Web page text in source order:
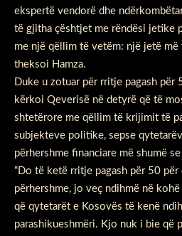
ekspertë vendorë dhe
të gjitha çështjet me rëndësi jetike
me një qëllim të vetëm: një jetë më
theksoi Hamza.
Duke u zotuar për rritje pagash për
kërkoi Qeverisë në detyrë që të
shtetërore me qëllim të krijimit të
subjekteve politike, sepse
përhershme financiare më shumë
“Do të ketë rritje pagash për 50
përhershme, jo veç ndihmë në
që qytetarët e Kosovës të kenë
parashikueshmëri. Kjo nuk i bie që